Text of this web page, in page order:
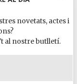
novetats, actes i
al nostre butlletí.